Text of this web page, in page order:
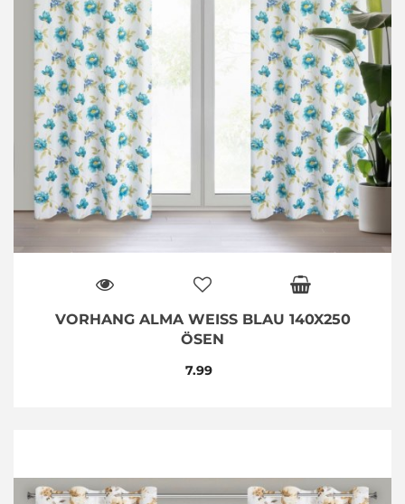
VORHANG ALMA WEISS BLAU 140X250 Ö
SEN
7.99